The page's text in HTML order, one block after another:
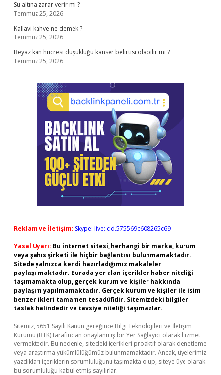
Su altına zarar verir mi ?
Temmuz 25, 2026
Kallavi kahve ne demek ?
Temmuz 25, 2026
Beyaz kan hücresi düşüklüğü kanser belirtisi olabilir mi ?
Temmuz 25, 2026
Reklam ve İletişim: Skype: live:.cid.575569c608265c69
Yasal Uyarı: Bu internet sitesi, herhangi bir marka, kurum
veya şahıs şirketi ile hiçbir bağlantısı bulunmamaktadır.
Sitede yalnızca kendi hazırladığımız makaleler
paylaşılmaktadır. Burada yer alan içerikler haber niteliği
taşımamakta olup, gerçek kurum ve kişiler hakkında
paylaşım yapılmamaktadır. Gerçek kurum ve kişiler ile isim
benzerlikleri tamamen tesadüfidir. Sitemizdeki bilgiler
taslak halindedir ve tavsiye niteliği taşımazlar.
Sitemiz, 5651 Sayılı Kanun gereğince Bilgi Teknolojileri ve İletişim
Kurumu (BTK) tarafından onaylanmış bir Yer Sağlayıcı olarak hizmet
vermektedir. Bu nedenle, sitedeki içerikleri proaktif olarak denetleme
veya araştırma yükümlülüğümüz bulunmamaktadır. Ancak, üyelerimiz
yazdıkları içeriklerin sorumluluğunu taşımakta olup, siteye üye olarak
bu sorumluluğu kabul etmiş sayılırlar.